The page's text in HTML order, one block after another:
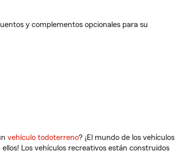
y complementos opcionales para su
vehículo todoterreno? ¡El mundo de los vehículos
Los vehículos recreativos están construidos